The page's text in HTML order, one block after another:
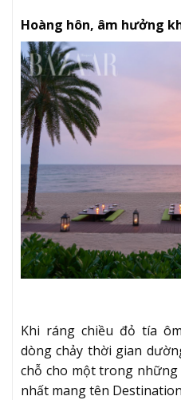
Hoàng hôn, âm hưởng
Khi ráng chiều đỏ tía
dòng chảy thời gian
chỗ cho một trong
nhất mang tên